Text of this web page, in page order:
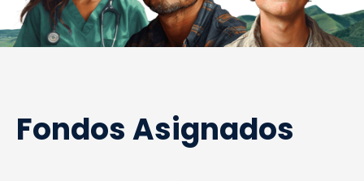
Fondos Asignados